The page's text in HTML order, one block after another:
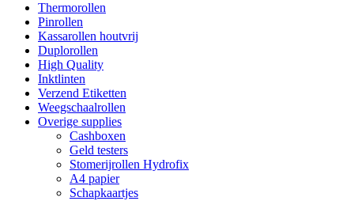
Thermorollen
Pinrollen
Kassarollen houtvrij
Duplorollen
High Quality
Inktlinten
Verzend Etiketten
Weegschaalrollen
Overige supplies
Cashboxen
Geld testers
Stomerijrollen Hydrofix
A4 papier
Schapkaartjes